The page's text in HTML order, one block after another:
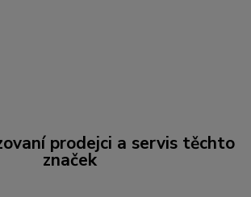
prodejci a servis těchto
značek